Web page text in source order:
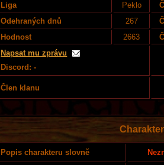
Liga Peklo
Odehraných dnů
267
Hodnost
2663
Napsat mu zprávu
Discord: -
Člen klanu
Popis charakteru slovně